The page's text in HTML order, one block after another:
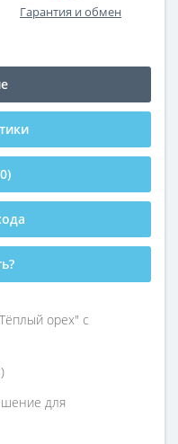
Гарантия и обмен
орех" с
для